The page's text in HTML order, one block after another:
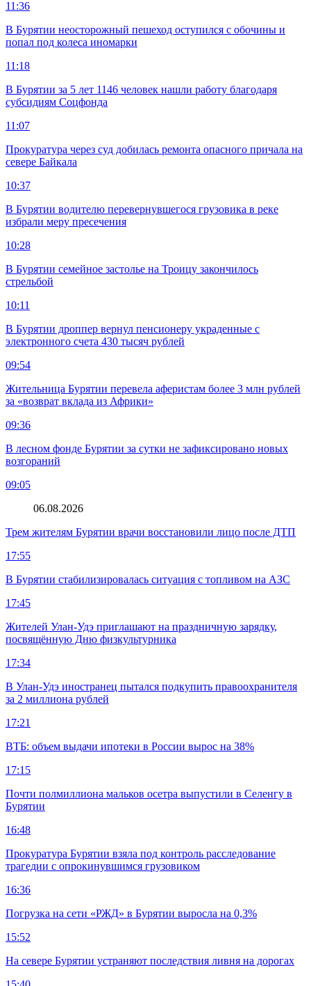
11:36
В Бурятии неосторожный пешеход оступился с обочины и
попал под колеса иномарки
11:18
В Бурятии за 5 лет 1146 человек нашли работу благодаря
субсидиям Соцфонда
11:07
Прокуратура через суд добилась ремонта опасного причала на
севере Байкала
10:37
В Бурятии водителю перевернувшегося грузовика в реке
избрали меру пресечения
10:28
В Бурятии семейное застолье на Троицу закончилось
стрельбой
10:11
В Бурятии дроппер вернул пенсионеру украденные с
электронного счета 430 тысяч рублей
09:54
Жительница Бурятии перевела аферистам более 3 млн рублей
за «возврат вклада из Африки»
09:36
В лесном фонде Бурятии за сутки не зафиксировано новых
возгораний
09:05
06.08.2026
Трем жителям Бурятии врачи восстановили лицо после ДТП
17:55
В Бурятии стабилизировалась ситуация с топливом на АЗС
17:45
Жителей Улан-Удэ приглашают на праздничную зарядку,
посвящённую Дню физкультурника
17:34
В Улан-Удэ иностранец пытался подкупить правоохранителя
за 2 миллиона рублей
17:21
ВТБ: объем выдачи ипотеки в России вырос на 38%
17:15
Почти полмиллиона мальков осетра выпустили в Селенгу в
Бурятии
16:48
Прокуратура Бурятии взяла под контроль расследование
трагедии с опрокинувшимся грузовиком
16:36
Погрузка на сети «РЖД» в Бурятии выросла на 0,3%
15:52
На севере Бурятии устраняют последствия ливня на дорогах